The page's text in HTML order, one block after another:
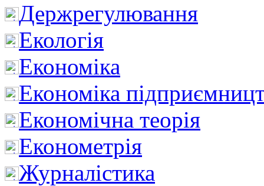
Держрегулювання
Екологія
Економіка
Економіка
Економічна теорія
Економетрія
Журналістика